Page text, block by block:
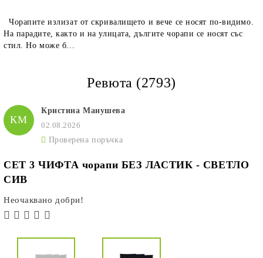
Чорапите излизат от скривалището и вече се носят по-видимо.
На парадите, както и на улицата, дългите чорапи се носят със
стил. Но може б...
Ревюта (2793)
КМ
Кристина Манушева
02.08.2026
Проверена поръчка
СЕТ 3 ЧИФТА чорапи БЕЗ ЛАСТИК - СВЕТЛО
СИВ
Неочаквано добри!